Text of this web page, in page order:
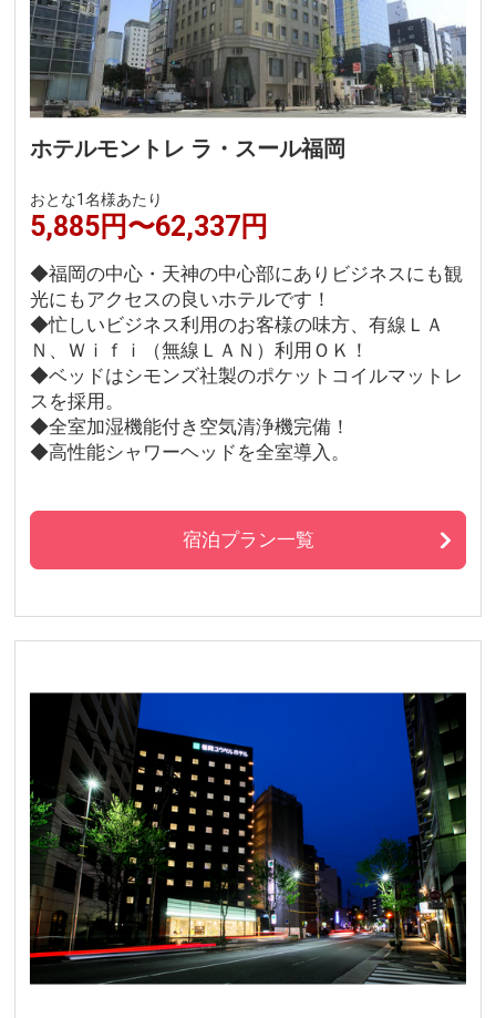
ホテルモントレ ラ・スール福岡
おとな1名様あたり
5,885円〜62,337円
◆福岡の中心・天神の中心部にありビジネスにも観
光にもアクセスの良いホテルです！
◆忙しいビジネス利用のお客様の味方、有線ＬＡ
Ｎ、Ｗｉｆｉ（無線ＬＡＮ）利用ＯＫ！
◆ベッドはシモンズ社製のポケットコイルマットレ
スを採用。
◆全室加湿機能付き空気清浄機完備！
◆高性能シャワーヘッドを全室導入。
宿泊プラン一覧